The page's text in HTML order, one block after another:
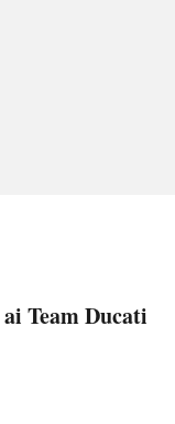
Team Ducati